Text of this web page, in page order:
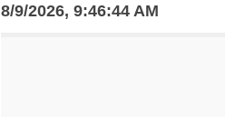
8/9/2026, 9:46:44 AM